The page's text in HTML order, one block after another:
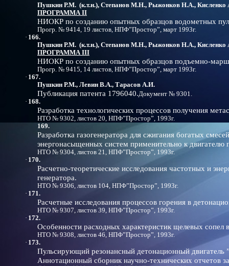
Пушкин Р.М. (к.т.н.), Степанов М.Н., Рыжонков Н.А., Кисленко
ПРОГРАММА II
НИОКР по созданию опытных образцов водометных
Прогр. № 9414, 19 листов, НПФ”Простор”, март 1993г.
· 166.
Пушкин Р.М. (к.т.н.), Степанов М.Н., Рыжонков Н.А., Кисленко
ПРОГРАММА III
НИОКР по созданию опытных образцов подъемно-
Прогр. № 9415, 14 листов, НПФ”Простор”, март 1993г.
· 167.
Пушкин Р.М., Левин В.А., Тарасов А.И.
Публикация патента 1796040.Документ № 9301.
· 168.
Разработка технологических процессов получения
НТО № 9302, листов 20, НПФ”Простор”, 1993г.
169.
Разработка газогенератора для сжигания богатых
энергонасыщенных систем применительно к двигателю
НТО № 9304, листов 21, НПФ”Простор”, 1993г.
· 170.
Расчетно-теоретические исследования частотных и
генератора.
НТО № 9306, листов 104, НПФ”Простор”, 1993г.
· 171.
Расчетные исследования процессов горения в
НТО № 9307, листов 39, НПФ”Простор”, 1993г.
· 172.
Особенности расходных характеристик щелевых
НТО № 9308, листов 46, НПФ”Простор”, 1993г.
· 173.
Пульсирующий резонансный детонационный двигатель
Аннотационный сборник научно-технических отчетов